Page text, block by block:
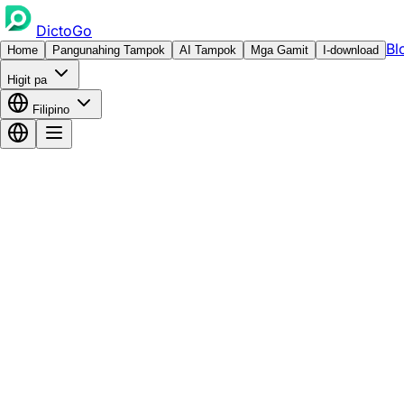
DictoGo
Home Pangunahing Tampok AI Tampok Mga Gamit I-download
Higit pa
Filipino